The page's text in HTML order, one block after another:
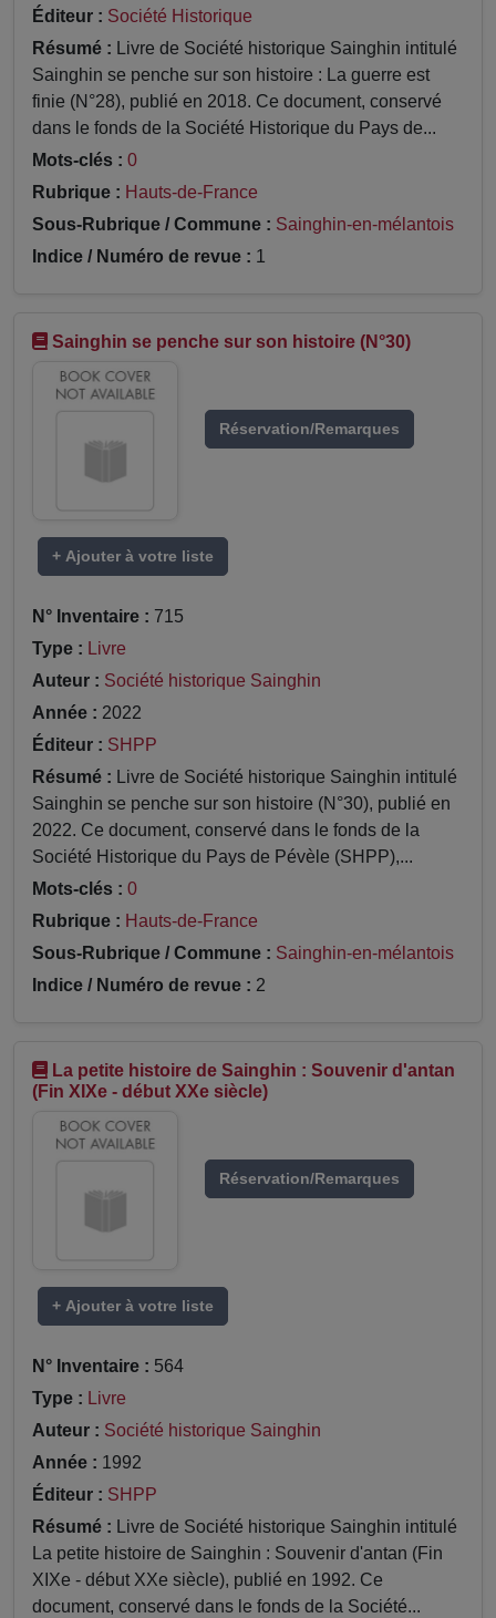
Éditeur : Société Historique
Résumé : Livre de Société historique Sainghin intitulé
Sainghin se penche sur son histoire : La guerre est
finie (N°28), publié en 2018. Ce document, conservé
dans le fonds de la Société Historique du Pays de...
Mots-clés : 0
Rubrique : Hauts-de-France
Sous-Rubrique / Commune : Sainghin-en-mélantois
Indice / Numéro de revue : 1
Sainghin se penche sur son histoire (N°30)
Réservation/Remarques
+ Ajouter à votre liste
N° Inventaire : 715
Type : Livre
Auteur : Société historique Sainghin
Année : 2022
Éditeur : SHPP
Résumé : Livre de Société historique Sainghin intitulé
Sainghin se penche sur son histoire (N°30), publié en
2022. Ce document, conservé dans le fonds de la
Société Historique du Pays de Pévèle (SHPP),...
Mots-clés : 0
Rubrique : Hauts-de-France
Sous-Rubrique / Commune : Sainghin-en-mélantois
Indice / Numéro de revue : 2
La petite histoire de Sainghin : Souvenir d'antan
(Fin XIXe - début XXe siècle)
Réservation/Remarques
+ Ajouter à votre liste
N° Inventaire : 564
Type : Livre
Auteur : Société historique Sainghin
Année : 1992
Éditeur : SHPP
Résumé : Livre de Société historique Sainghin intitulé
La petite histoire de Sainghin : Souvenir d'antan (Fin
XIXe - début XXe siècle), publié en 1992. Ce
document, conservé dans le fonds de la Société...